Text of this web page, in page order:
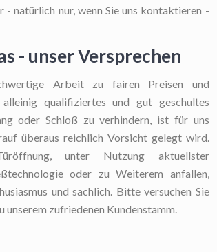
natürlich nur, wenn Sie uns kontaktieren -
- unser Versprechen
Arbeit zu fairen Preisen und
qualifiziertes und gut geschultes
oder Schloß zu verhindern, ist für uns
überaus reichlich Vorsicht gelegt wird.
unter Nutzung aktuellster
oder zu Weiterem anfallen,
und sachlich. Bitte versuchen Sie
unserem zufriedenen Kundenstamm.